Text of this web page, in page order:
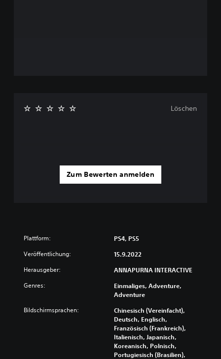
Zum Bewerten anmelden
Löschen
Plattform: PS4, PS5
Veröffentlichung: 15.9.2022
Herausgeber: ANNAPURNA INTERACTIVE
Genres:
Einmaliges, Adventure,
Adventure
Bildschirmsprachen:
Chinesisch (Vereinfacht),
Deutsch, Englisch,
Französisch (Frankreich),
Italienisch, Japanisch,
Koreanisch, Polnisch,
Portugiesisch (Brasilien),